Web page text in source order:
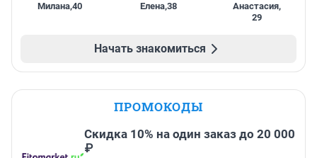
Милана,40 Елена,38 Анастасия,
29
Начать знакомиться
ПРОМОКОДЫ
Скидка 10% на один заказ до 20 000
₽